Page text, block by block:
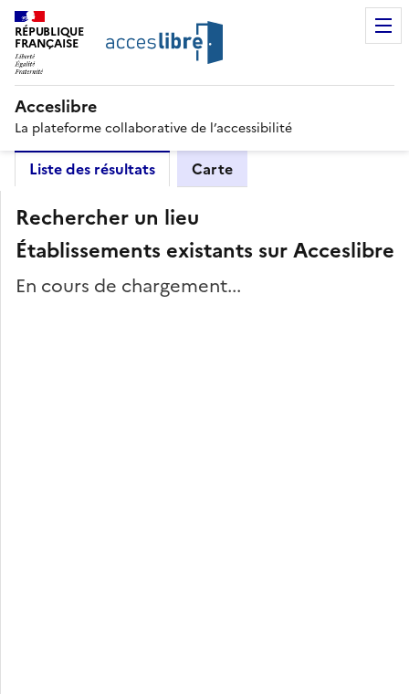
RÉPUBLIQUE
FRANÇAISE
Acceslibre
La plateforme collaborative de l’accessibilité
Liste des résultats Carte
Rechercher un lieu
Établissements existants sur Acceslibre
En cours de chargement...